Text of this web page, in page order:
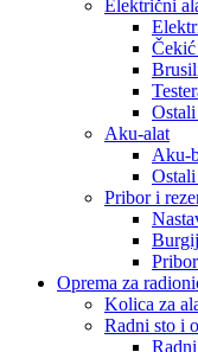
Električni
Čekić
Aku-alat
Aku-
Pribor i
Oprema za
Kolica za
Radni sto i